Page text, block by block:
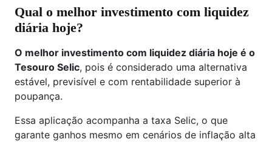
Qual o melhor investimento com liquidez
diária hoje?
O melhor investimento com liquidez diária hoje é o
Tesouro Selic, pois é considerado uma alternativa
estável, previsível e com rentabilidade superior à
poupança.
Essa aplicação acompanha a taxa Selic, o que
garante ganhos mesmo em cenários de inflação alta